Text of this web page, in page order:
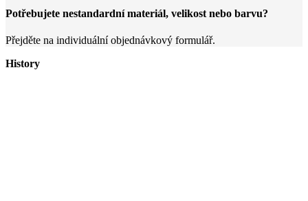
Potřebujete nestandardní materiál, velikost nebo barvu?
Přejděte na individuální objednávkový formulář.
History